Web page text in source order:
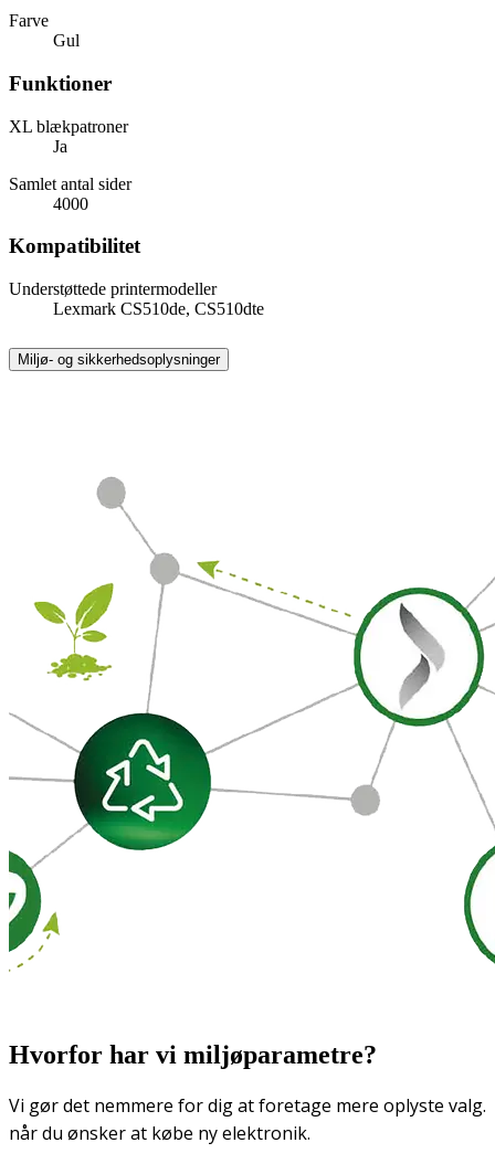
Farve
Gul
Funktioner
XL blækpatroner
Ja
Samlet antal sider
4000
Kompatibilitet
Understøttede printermodeller
Lexmark CS510de, CS510dte
Miljø- og sikkerhedsoplysninger
Hvorfor har vi miljøparametre?
Vi gør det nemmere for dig at foretage mere oplyste valg.
når du ønsker at købe ny elektronik.